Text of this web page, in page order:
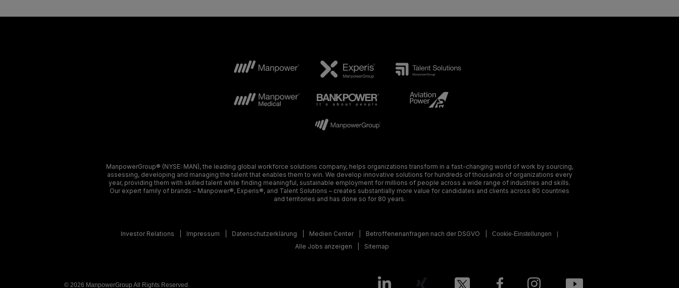
ManpowerGroup® (NYSE: MAN), the leading global workforce solutions company, helps organizations transform in a fast-changing world of work by sourcing,
assessing, developing and managing the talent that enables them to win. We develop innovative solutions for hundreds of thousands of organizations every
year, providing them with skilled talent while finding meaningful, sustainable employment for millions of people across a wide range of industries and skills.
Our expert family of brands – Manpower®, Experis®, and Talent Solutions – creates substantially more value for candidates and clients across 80 countries
and territories and has done so for 80 years.
Investor Relations Impressum Datenschutzerklärung Medien Center Betroffenenanfragen nach der DSGVO Cookie-Einstellungen
Alle Jobs anzeigen Sitemap
© 2026 ManpowerGroup All Rights Reserved.